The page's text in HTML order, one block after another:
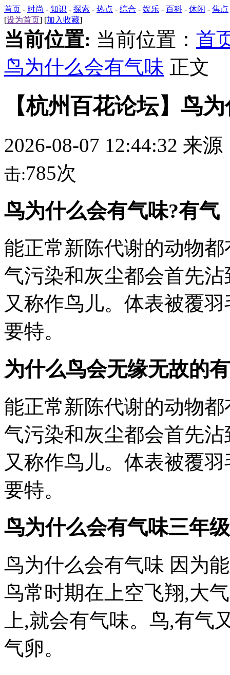
首页 - 时尚 - 知识 - 探索 - 热点 - 综合 - 娱乐 - 百科 - 休闲 - 焦点
[设为首页] [加入收藏]
当前位置: 当前位置： 首
鸟为什么会有气味 正文
【杭州百花论坛】鸟
2026-08-07 12:44:32 来源
击:785次
鸟为什么会有气味?有气
能正常新陈代谢的动物
气污染和灰尘都会首先
又称作鸟儿。体表被覆
要特。
为什么鸟会无缘无故的
能正常新陈代谢的动物
气污染和灰尘都会首先
又称作鸟儿。体表被覆
要特。
鸟为什么会有气味三年
鸟为什么会有气味 因为
鸟常时期在上空飞翔,大
上,就会有气味。鸟,有
气卵。